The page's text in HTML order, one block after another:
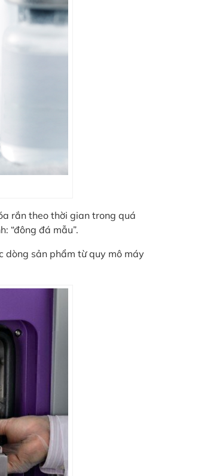
rắn theo thời gian trong quá
“đông đá mẫu”.
dòng sản phẩm từ quy mô máy